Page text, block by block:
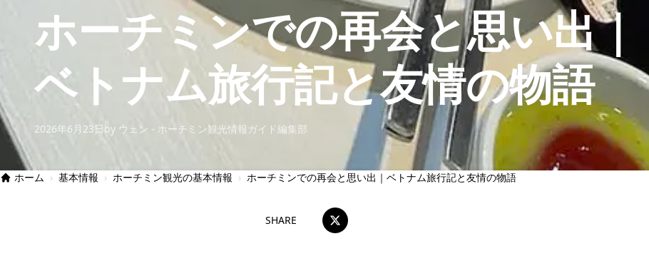
ホーチミンでの再会と思い出｜
ベトナム旅行記と友情の物語
2026年6月23日 by ウェン - ホーチミン観光情報ガイド編集部
ホーム › 基本情報 › ホーチミン観光の基本情報 › ホーチミンでの再会と思い出｜ベトナム旅行記と友情の物語
SHARE